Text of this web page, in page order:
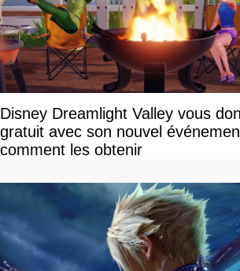
Disney Dreamlight Valley vous
gratuit avec son nouvel
comment les obtenir